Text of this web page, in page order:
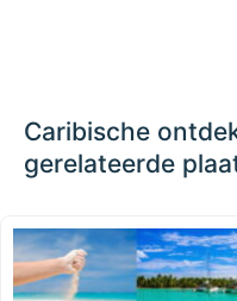
Caribische
gerelateerde